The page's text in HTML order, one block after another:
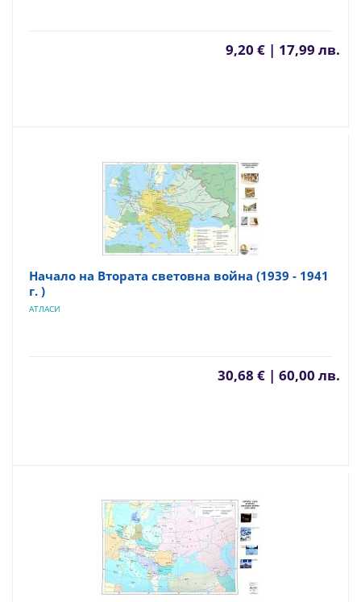
9,20 € | 17,99 лв.
Начало на Втората световна война (1939 - 1941
г. )
АТЛАСИ
30,68 € | 60,00 лв.